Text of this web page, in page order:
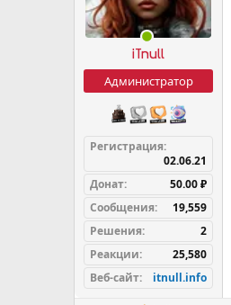
iTnull
Администратор
Регистрация
02.06.21
Донат
50.00 ₽
Сообщения
19,559
Решения
2
Реакции
25,580
Веб-сайт
itnull.info